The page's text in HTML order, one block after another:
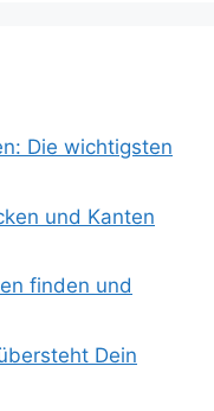
Die wichtigsten
und Kanten
finden und
Dein